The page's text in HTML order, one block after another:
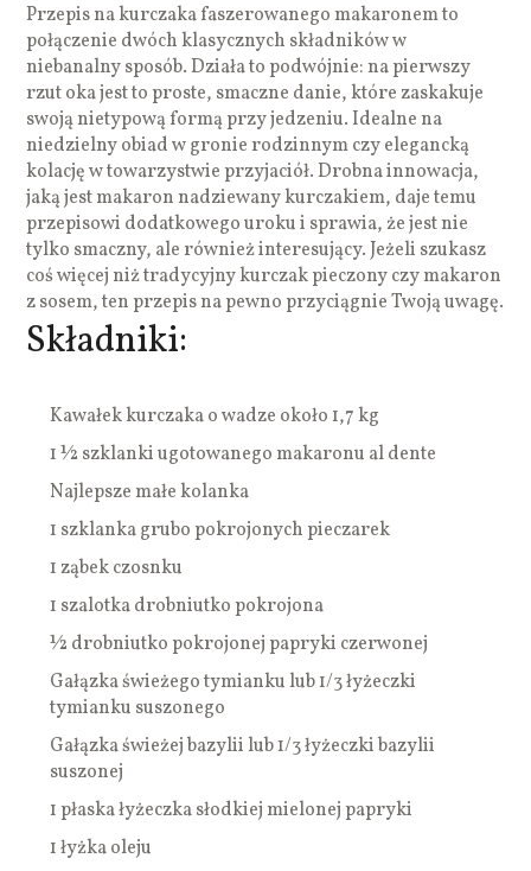
Przepis na kurczaka faszerowanego makaronem to
połączenie dwóch klasycznych składników w
niebanalny sposób. Działa to podwójnie: na pierwszy
rzut oka jest to proste, smaczne danie, które zaskakuje
swoją nietypową formą przy jedzeniu. Idealne na
niedzielny obiad w gronie rodzinnym czy elegancką
kolację w towarzystwie przyjaciół. Drobna innowacja,
jaką jest makaron nadziewany kurczakiem, daje temu
przepisowi dodatkowego uroku i sprawia, że jest nie
tylko smaczny, ale również interesujący. Jeżeli szukasz
coś więcej niż tradycyjny kurczak pieczony czy makaron
z sosem, ten przepis na pewno przyciągnie Twoją uwagę.
Składniki:
Kawałek kurczaka o wadze około 1,7 kg
1 ½ szklanki ugotowanego makaronu al dente
Najlepsze małe kolanka
1 szklanka grubo pokrojonych pieczarek
1 ząbek czosnku
1 szalotka drobniutko pokrojona
½ drobniutko pokrojonej papryki czerwonej
Gałązka świeżego tymianku lub 1/3 łyżeczki
tymianku suszonego
Gałązka świeżej bazylii lub 1/3 łyżeczki bazylii
suszonej
1 płaska łyżeczka słodkiej mielonej papryki
1 łyżka oleju